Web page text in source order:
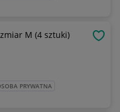
M (4 sztuki)
PRYWATNA